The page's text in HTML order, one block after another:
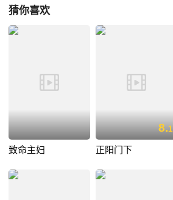
猜你喜欢
致命主妇
8.1
正阳门下